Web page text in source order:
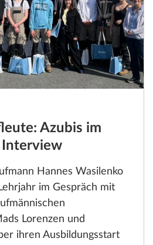
Azubis im
Hannes Wasilenko
im Gespräch mit
Lorenzen und
ihren Ausbildungsstart